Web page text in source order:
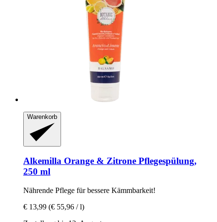
Warenkorb
Alkemilla Orange & Zitrone Pflegespülung,
250 ml
Nährende Pflege für bessere Kämmbarkeit!
€ 13,99 (€ 55,96 / l)